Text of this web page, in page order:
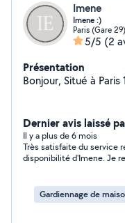
Imene
Imene :)
Paris (Gare 29)
5/5 (2
Présentation
Bonjour, Situé à Paris
Dernier avis laissé
Il y a plus de 6 mois
Très satisfaite du service
disponibilité d'Imene. Je
Gardiennage de